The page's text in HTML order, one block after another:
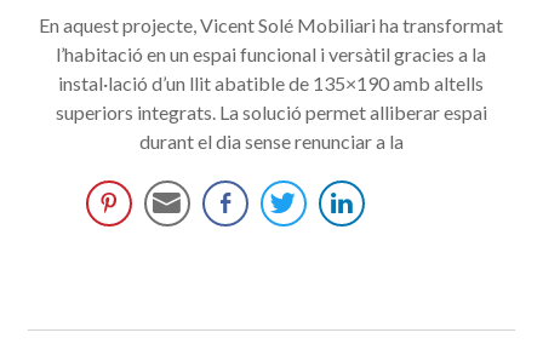
En aquest projecte, Vicent Solé Mobiliari ha transformat
l’habitació en un espai funcional i versàtil gracies a la
instal·lació d’un llit abatible de 135×190 amb altells
superiors integrats. La solució permet alliberar espai
durant el dia sense renunciar a la